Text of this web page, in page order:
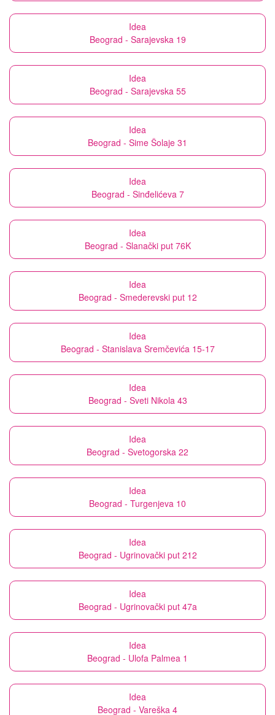
Idea
Beograd - Sarajevska 19
Idea
Beograd - Sarajevska 55
Idea
Beograd - Sime Šolaje 31
Idea
Beograd - Sinđelićeva 7
Idea
Beograd - Slanački put 76K
Idea
Beograd - Smederevski put 12
Idea
Beograd - Stanislava Sremčevića 15-17
Idea
Beograd - Sveti Nikola 43
Idea
Beograd - Svetogorska 22
Idea
Beograd - Turgenjeva 10
Idea
Beograd - Ugrinovački put 212
Idea
Beograd - Ugrinovački put 47a
Idea
Beograd - Ulofa Palmea 1
Idea
Beograd - Vareška 4